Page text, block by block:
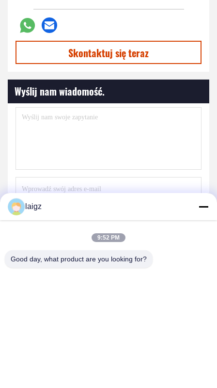
Skontaktuj się teraz
Wyślij nam wiadomość.
Wyślij
laigz
9:52 PM
Good day, what product are you looking for?